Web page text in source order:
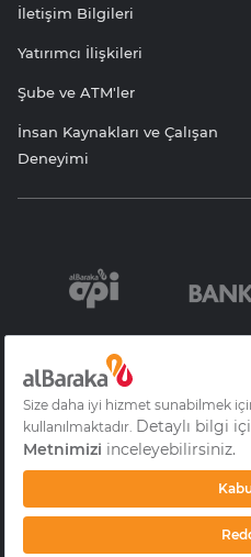
İletişim Bilgileri
Yatırımcı İlişkileri
Şube ve ATM'ler
İnsan Kaynakları ve Çalışan
Deneyimi
Bilgi Toplumu
Hizmetleri
Sözleşme ve
Formlar